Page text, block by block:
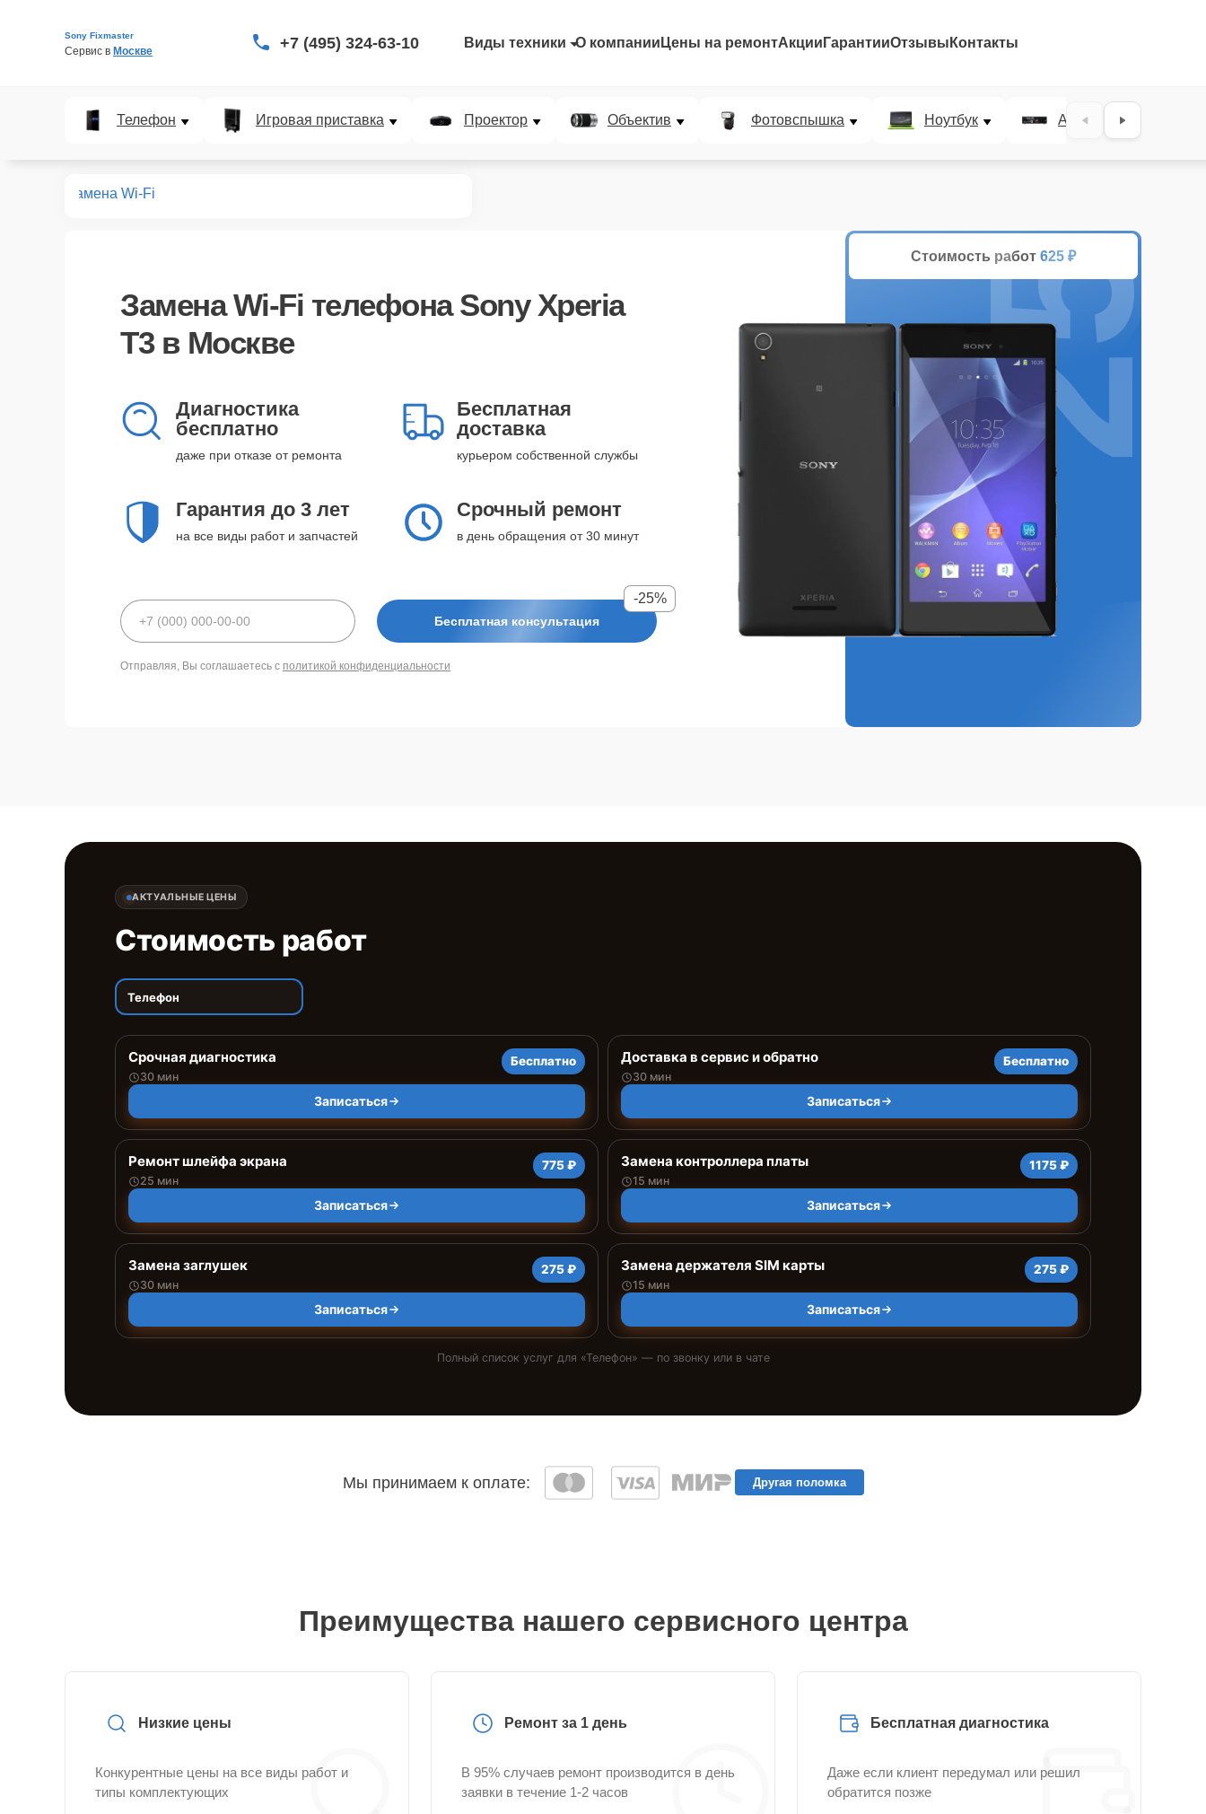
Sony Fixmaster
Сервис в Москве +7 (495) 324-63-10 Виды техники О компании Цены на ремонтАкции ГарантииОтзывы Контакты
Телефон Игровая приставка Проектор Объектив Фотовспышка Ноутбук AV-ресивер
Замена Wi-Fi
Замена Wi-Fi телефона Sony Xperia
T3 в Москве
Диагностика
бесплатно
даже при отказе от ремонта
Бесплатная
доставка
курьером собственной службы
Гарантия до 3 лет
на все виды работ и запчастей
Срочный ремонт
в день обращения от 30 минут
Бесплатная консультация
-25%
Отправляя, Вы соглашаетесь с политикой конфиденциальности
Стоимость работ 625 ₽
25%
АКТУАЛЬНЫЕ ЦЕНЫ
Стоимость работ
Телефон
Срочная диагностика
30 мин
Бесплатно
Записаться
Доставка в сервис и обратно
30 мин
Бесплатно
Записаться
Ремонт шлейфа экрана
25 мин
775 ₽
Записаться
Замена контроллера платы
15 мин
1175 ₽
Записаться
Замена заглушек
30 мин
275 ₽
Записаться
Замена держателя SIM карты
15 мин
275 ₽
Записаться
Полный список услуг для «Телефон» — по звонку или в чате
Мы принимаем к оплате: Другая поломка
Преимущества нашего сервисного центра
Низкие цены
Конкурентные цены на все виды работ и
типы комплектующих
Ремонт за 1 день
В 95% случаев ремонт производится в день
заявки в течение 1-2 часов
Бесплатная диагностика
Даже если клиент передумал или решил
обратится позже